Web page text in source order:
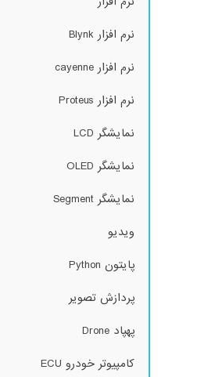
نرم افزار Blynk
نرم افزار cayenne
نرم افزار Proteus
نمایشگر LCD
نمایشگر OLED
نمایشگر Segment
ویدیو
پایتون Python
پردازش تصویر
پهپاد Drone
کامپیوتر خودرو ECU